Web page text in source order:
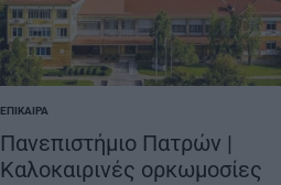
POSTED
IN
ΕΠΊΚΑΙΡΑ
Πανεπιστήμιο Πατρών |
Καλοκαιρινές ορκωμοσίες